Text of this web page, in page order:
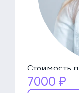
Стоимость
7000 ₽